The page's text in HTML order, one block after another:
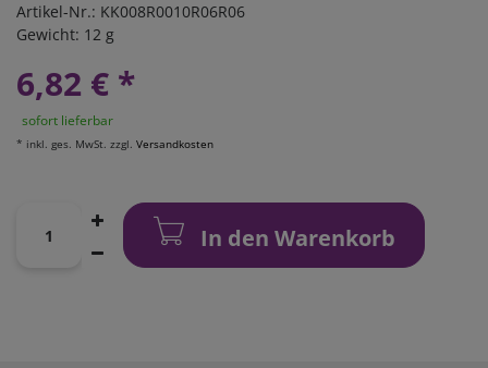
Artikel-Nr.: KK008R0010R06R06
Gewicht: 12 g
6,82 € *
sofort lieferbar
* inkl. ges. MwSt. zzgl. Versandkosten
In den Warenkorb